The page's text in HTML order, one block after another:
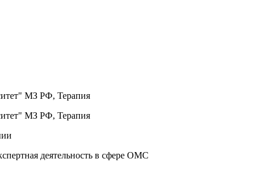
МЗ РФ, Терапия
МЗ РФ, Терапия
деятельность в сфере ОМС